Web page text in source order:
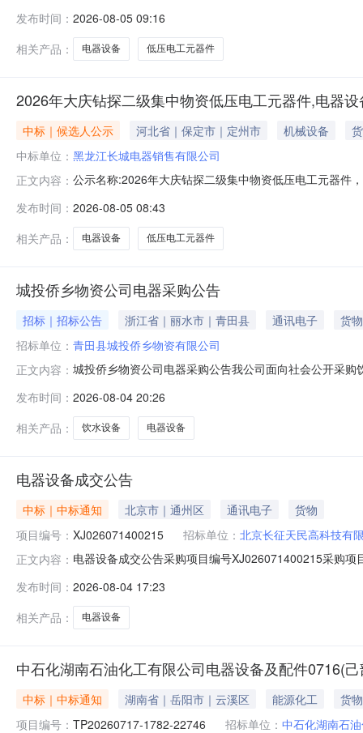
发布时间： 2026-08-05 09:16
相关产品：
电器设备 低压电工元器件
2026年大庆钻探二级集中物资低压电工元器件,电器
中标｜候选人公示 河北省｜保定市｜定州市 机械设备
中标单位： 黑龙江长城电器销售有限公司
正文内容： 公示名称:2026年大庆钻探二级集中物资低压电工元器件
购总价2026-08-0410:18:03中标候选人标段/包名称投标
发布时间： 2026-08-05 08:43
相关产品：
电器设备 低压电工元器件
城投侨乡物资公司电器采购公告
招标｜招标公告 浙江省｜丽水市｜青田县 通讯电子
货物
招标单位： 青田县城投侨乡物资有限公司
正文内容： 城投侨乡物资公司电器采购公告我公司面向社会公开采
标人资质要求1.经营能力：投标人须为具有独立法人资
的产品与服务。2.信誉记录：投
发布时间： 2026-08-04 20:26
相关产品：
饮水设备 电器设备
电器设备成交公告
中标｜中标通知 北京市｜通州区 通讯电子
货物
项目编号： XJ026071400215 招标单位： 北京长征天民高科技有
正文内容： 电器设备成交公告采购项目编号XJ026071400215采购
发布时间： 2026-08-04 17:23
相关产品：
电器设备
中石化湖南石油化工有限公司电器设备及配件0716(
中标｜中标通知 湖南省｜岳阳市｜云溪区 能源化工
货物
项目编号： TP20260717-1782-22746 招标单位： 中石化湖南石